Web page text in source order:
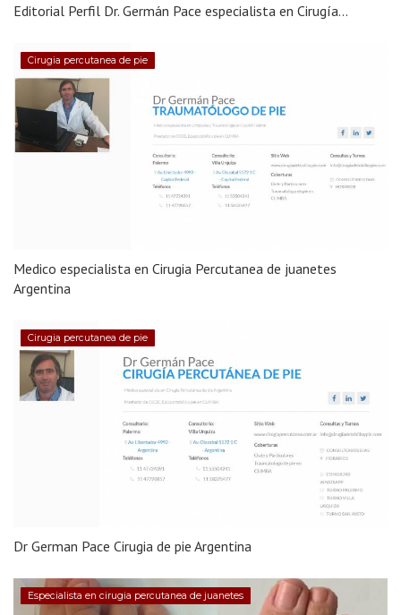
Editorial Perfil Dr. Germán Pace especialista en Cirugía...
Cirugia percutanea de pie
Medico especialista en Cirugia Percutanea de juanetes
Argentina
Cirugia percutanea de pie
Dr German Pace Cirugia de pie Argentina
Especialista en cirugia percutanea de juanetes